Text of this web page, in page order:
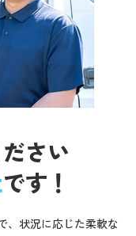
さい
です！
、状況に応じた柔軟な